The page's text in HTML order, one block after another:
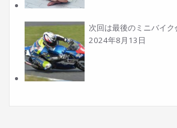
次回は最後のミニバイク
2024年8月13日